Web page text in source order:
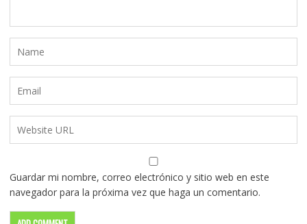
Guardar mi nombre, correo electrónico y sitio web en este
navegador para la próxima vez que haga un comentario.